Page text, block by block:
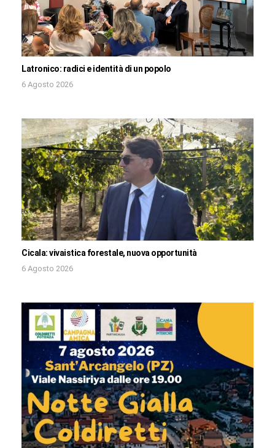
Latronico: radici e identità di un popolo
6 Agosto 2026
Cicala: vivaistica forestale, nuova opportunità
6 Agosto 2026